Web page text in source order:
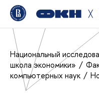
╳
Национальный
школа экономики»
компьютерных наук